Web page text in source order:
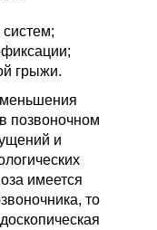
грыжи.
позвоночном
и
имеется
то